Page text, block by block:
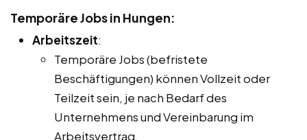
Temporäre Jobs in Hungen:
Arbeitszeit:
Temporäre Jobs (befristete
Beschäftigungen) können Vollzeit oder
Teilzeit sein, je nach Bedarf des
Unternehmens und Vereinbarung im
Arbeitsvertrag.